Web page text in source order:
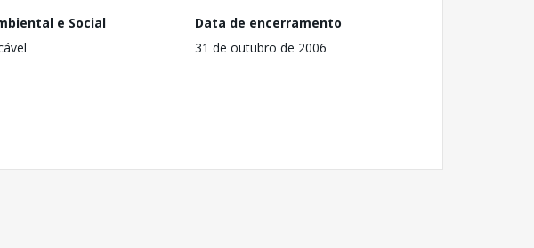
e Social
Data de encerramento
31 de outubro de 2006